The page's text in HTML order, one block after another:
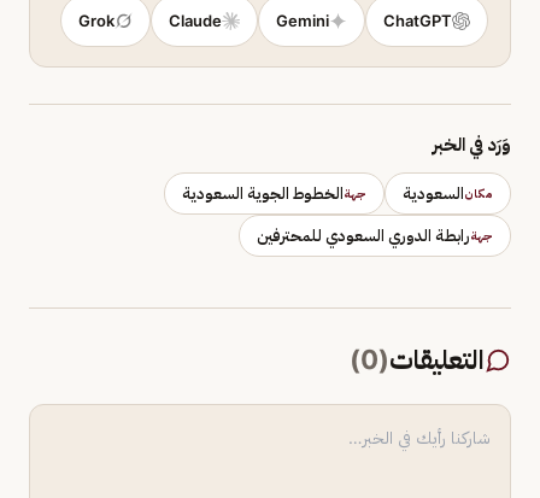
ChatGPT
Gemini
Claude
Grok
وَرَد في الخبر
مكانالسعودية جهةالخطوط الجوية السعودية
جهةرابطة الدوري السعودي للمحترفين
التعليقات(
0
)